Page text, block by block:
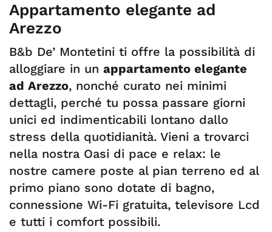
Appartamento elegante ad
Arezzo
B&b De’ Montetini ti offre la possibilità di
alloggiare in un appartamento elegante
ad Arezzo, nonché curato nei minimi
dettagli, perché tu possa passare giorni
unici ed indimenticabili lontano dallo
stress della quotidianità. Vieni a trovarci
nella nostra Oasi di pace e relax: le
nostre camere poste al pian terreno ed al
primo piano sono dotate di bagno,
connessione Wi-Fi gratuita, televisore Lcd
e tutti i comfort possibili.